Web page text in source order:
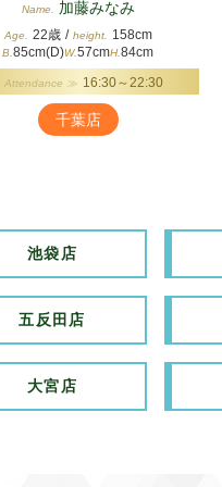
Name. 加藤みなみ
Age. 22歳 / height. 158cm
B.85cm(D)W.57cmH.84cm
Attendance ≫ 16:30～22:30
千葉店
池袋店
五反田店
大宮店